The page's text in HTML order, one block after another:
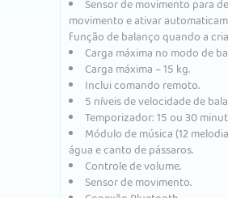
Sensor de movimento para
movimento e ativar
função de balanço quando a
Carga máxima no modo de
Carga máxima – 15 kg.
Inclui comando remoto.
5 níveis de velocidade de
Temporizador: 15 ou 30
Módulo de música (12
água e canto de pássaros.
Controle de volume.
Sensor de movimento.